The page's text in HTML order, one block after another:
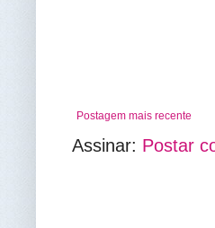
Postagem mais recente
Assinar: Postar